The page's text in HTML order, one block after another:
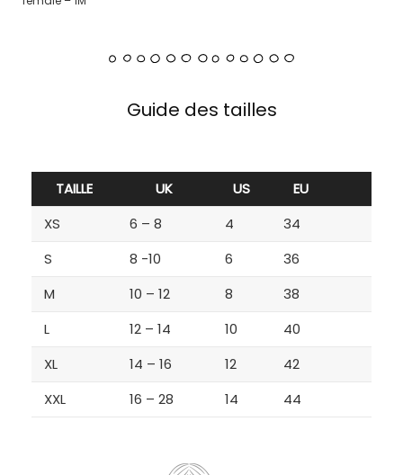
Guide des tailles
TAILLE UK US
EU
XS
6 – 8 4
34
S
8 -10 6
36
M
10 – 12 8
38
L
12 – 14 10
40
XL
14 – 16 12
42
XXL
16 – 28 14 44